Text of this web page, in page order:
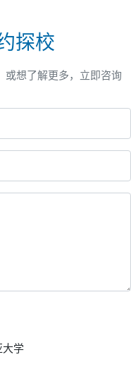
探校
或想了解更多，立即咨询
大学